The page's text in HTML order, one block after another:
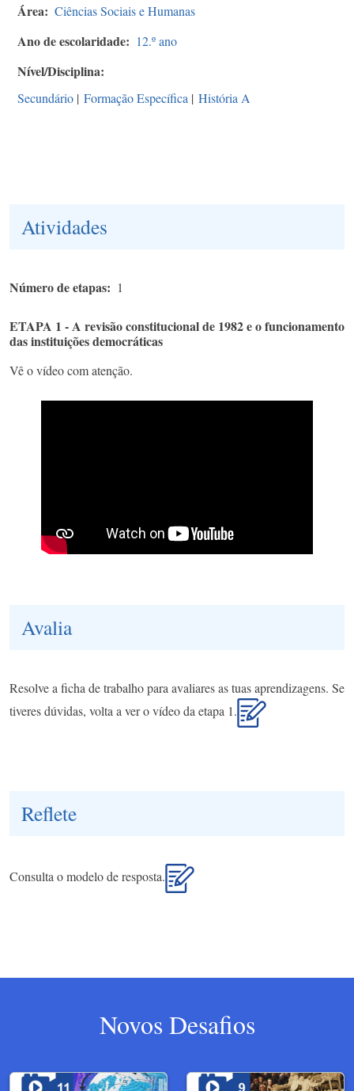
Área Ciências Sociais e Humanas
Ano de escolaridade 12.º ano
Nível/Disciplina
Secundário | Formação Específica | História A
Atividades
Número de etapas 1
ETAPA 1 - A revisão constitucional de 1982 e o funcionamento
das instituições democráticas
Vê o vídeo com atenção.
Avalia
Resolve a ficha de trabalho para avaliares as tuas aprendizagens. Se
tiveres dúvidas, volta a ver o vídeo da etapa 1.
Reflete
Consulta o modelo de resposta.
Novos Desafios